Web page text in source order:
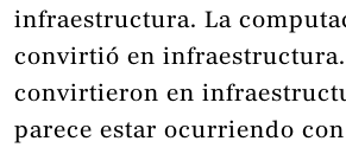
infraestructura. La
convirtió en infraestructura.
convirtieron en
parece estar ocurriendo